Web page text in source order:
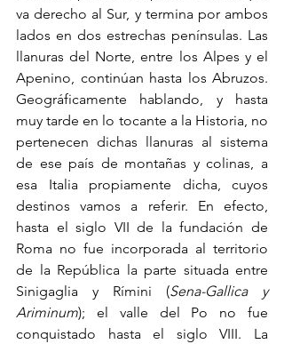
va derecho al Sur, y termina por ambos
lados en dos estrechas penínsulas. Las
llanuras del Norte, entre los Alpes y el
Apenino, continúan hasta los Abruzos.
Geográficamente hablando, y hasta
muy tarde en lo tocante a la Historia, no
pertenecen dichas llanuras al sistema
de ese país de montañas y colinas, a
esa Italia propiamente dicha, cuyos
destinos vamos a referir. En efecto,
hasta el siglo VII de la fundación de
Roma no fue incorporada al territorio
de la República la parte situada entre
Sinigaglia y Rímini (Sena-Gallica y
Ariminum); el valle del Po no fue
conquistado hasta el siglo VIII. La